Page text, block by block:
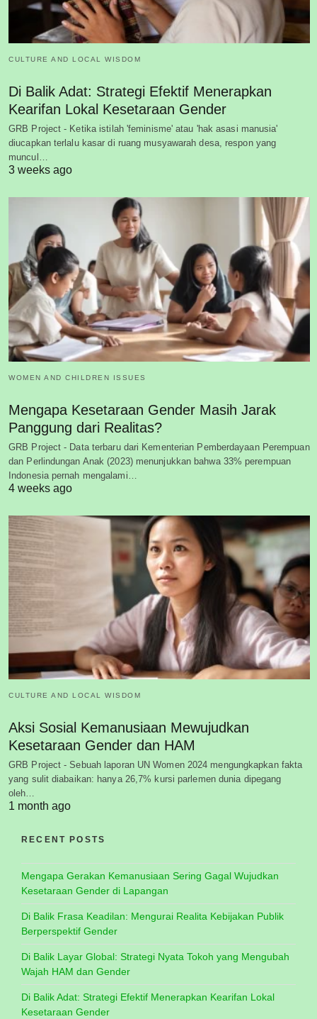
CULTURE AND LOCAL WISDOM
Di Balik Adat: Strategi Efektif Menerapkan
Kearifan Lokal Kesetaraan Gender
GRB Project - Ketika istilah 'feminisme' atau 'hak asasi manusia'
diucapkan terlalu kasar di ruang musyawarah desa, respon yang
muncul…
3 weeks ago
WOMEN AND CHILDREN ISSUES
Mengapa Kesetaraan Gender Masih Jarak
Panggung dari Realitas?
GRB Project - Data terbaru dari Kementerian Pemberdayaan Perempuan
dan Perlindungan Anak (2023) menunjukkan bahwa 33% perempuan
Indonesia pernah mengalami…
4 weeks ago
CULTURE AND LOCAL WISDOM
Aksi Sosial Kemanusiaan Mewujudkan
Kesetaraan Gender dan HAM
GRB Project - Sebuah laporan UN Women 2024 mengungkapkan fakta
yang sulit diabaikan: hanya 26,7% kursi parlemen dunia dipegang
oleh…
1 month ago
RECENT POSTS
Mengapa Gerakan Kemanusiaan Sering Gagal Wujudkan
Kesetaraan Gender di Lapangan
Di Balik Frasa Keadilan: Mengurai Realita Kebijakan Publik
Berperspektif Gender
Di Balik Layar Global: Strategi Nyata Tokoh yang Mengubah
Wajah HAM dan Gender
Di Balik Adat: Strategi Efektif Menerapkan Kearifan Lokal
Kesetaraan Gender